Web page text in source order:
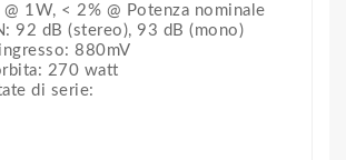
@ 1W, < 2% @ Potenza nominale
92 dB (stereo), 93 dB (mono)
880mV
270 watt
di serie: